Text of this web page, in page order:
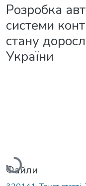
Розробка
системи
стану
України
Вантажиться...
Файли